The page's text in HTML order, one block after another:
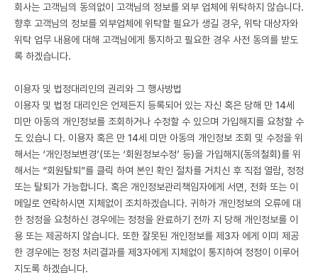
회사는 고객님의 동의없이 고객님의 정보를 외부 업체에 위탁하지 않습니다.
향후 고객님의 정보를 외부업체에 위탁할 필요가 생길 경우, 위탁 대상자와
위탁 업무 내용에 대해 고객님에게 통지하고 필요한 경우 사전 동의를 받도
록 하겠습니다.
이용자 및 법정대리인의 권리와 그 행사방법
이용자 및 법정 대리인은 언제든지 등록되어 있는 자신 혹은 당해 만 14세
미만 아동의 개인정보를 조회하거나 수정할 수 있으며 가입해지를 요청할 수
도 있습니 다. 이용자 혹은 만 14세 미만 아동의 개인정보 조회 및 수정을 위
해서는 ‘개인정보변경’(또는 ‘회원정보수정’ 등)을 가입해지(동의철회)를 위
해서는 “회원탈퇴”를 클릭 하여 본인 확인 절차를 거치신 후 직접 열람, 정정
또는 탈퇴가 가능합니다. 혹은 개인정보관리책임자에게 서면, 전화 또는 이
메일로 연락하시면 지체없이 조치하겠습니다. 귀하가 개인정보의 오류에 대
한 정정을 요청하신 경우에는 정정을 완료하기 전까 지 당해 개인정보를 이
용 또는 제공하지 않습니다. 또한 잘못된 개인정보를 제3자 에게 이미 제공
한 경우에는 정정 처리결과를 제3자에게 지체없이 통지하여 정정이 이루어
지도록 하겠습니다.